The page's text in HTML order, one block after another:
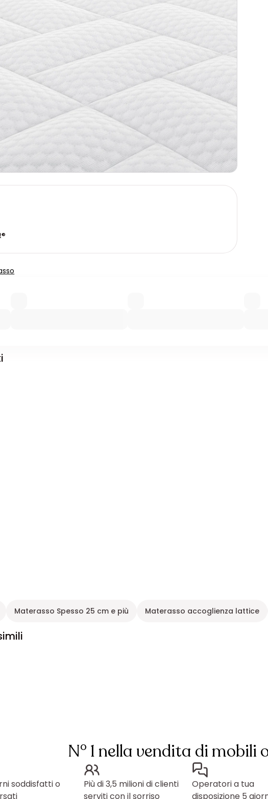
Materasso Spesso 25 cm e più Materasso accoglienza lattice
N° 1 nella vendita di mobili
soddisfatti o
Più di 3,5 milioni di clienti
serviti con il sorriso
Operatori a tua
disposizione 5